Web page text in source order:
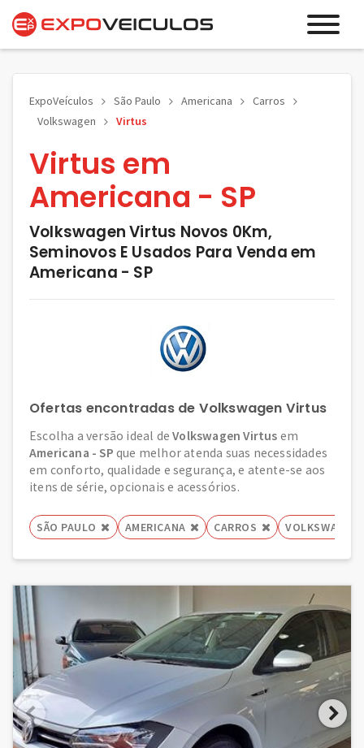
ExpoVeículos São Paulo Americana
Carros
Volkswagen
Virtus
Virtus em
Americana - SP
Volkswagen Virtus Novos 0Km,
Seminovos E Usados Para Venda em
Americana - SP
Ofertas encontradas de Volkswagen Virtus
Escolha a versão ideal deVolkswagen Virtus em
Americana - SP que melhor atenda suas necessidades
em conforto, qualidade e segurança, e atente-se aos
itens de série, opcionais e acessórios.
SÃO PAULO AMERICANA CARROS VOLKSWAGEN